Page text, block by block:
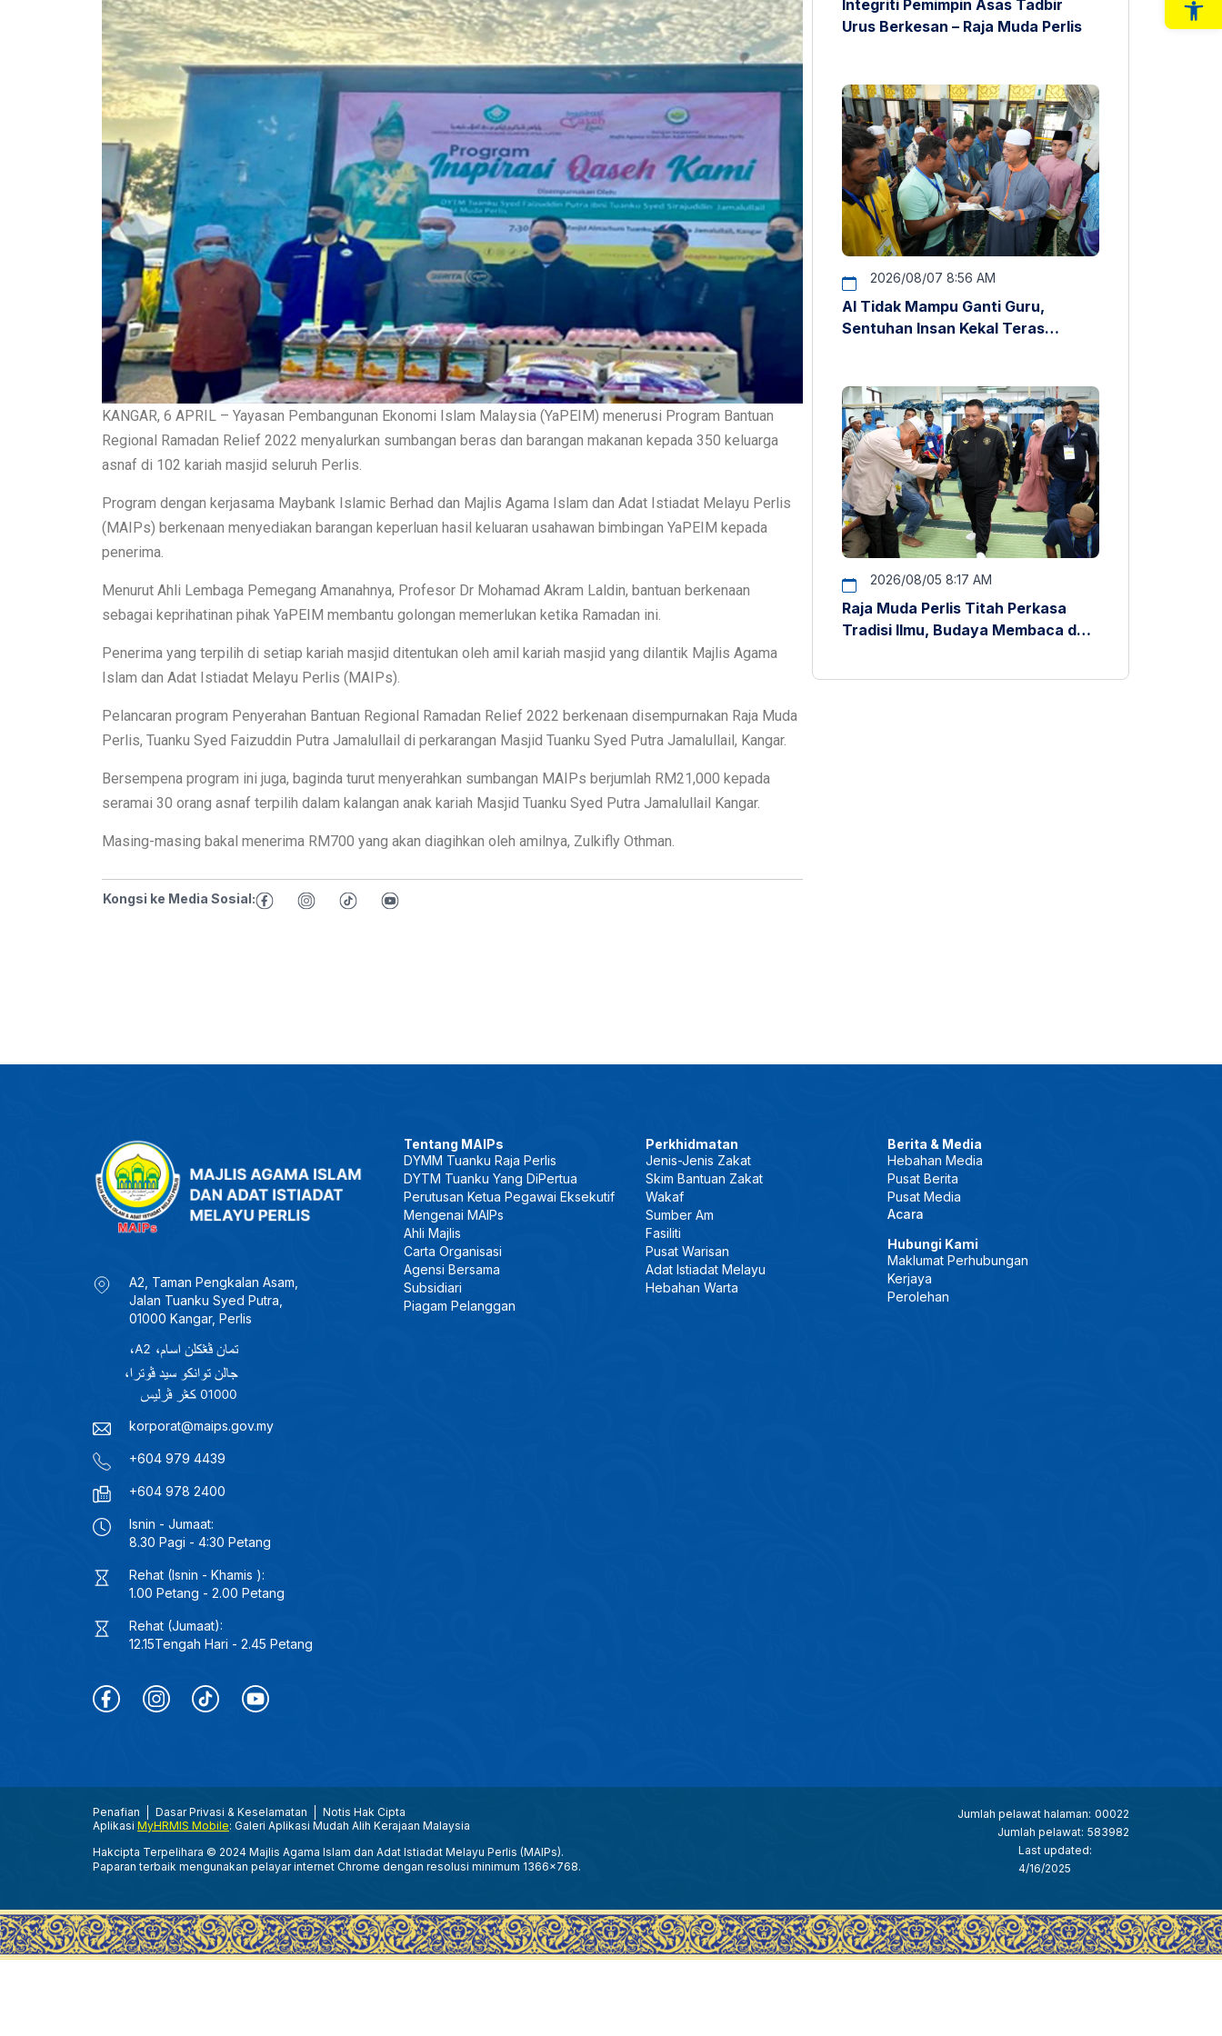
KANGAR, 6 APRIL – Yayasan Pembangunan Ekonomi Islam Malaysia (YaPEIM) menerusi Program Bantuan
Regional Ramadan Relief 2022 menyalurkan sumbangan beras dan barangan makanan kepada 350 keluarga
asnaf di 102 kariah masjid seluruh Perlis.
Program dengan kerjasama Maybank Islamic Berhad dan Majlis Agama Islam dan Adat Istiadat Melayu Perlis
(MAIPs) berkenaan menyediakan barangan keperluan hasil keluaran usahawan bimbingan YaPEIM kepada
penerima.
Menurut Ahli Lembaga Pemegang Amanahnya, Profesor Dr Mohamad Akram Laldin, bantuan berkenaan
sebagai keprihatinan pihak YaPEIM membantu golongan memerlukan ketika Ramadan ini.
Penerima yang terpilih di setiap kariah masjid ditentukan oleh amil kariah masjid yang dilantik Majlis Agama
Islam dan Adat Istiadat Melayu Perlis (MAIPs).
Pelancaran program Penyerahan Bantuan Regional Ramadan Relief 2022 berkenaan disempurnakan Raja Muda
Perlis, Tuanku Syed Faizuddin Putra Jamalullail di perkarangan Masjid Tuanku Syed Putra Jamalullail, Kangar.
Bersempena program ini juga, baginda turut menyerahkan sumbangan MAIPs berjumlah RM21,000 kepada
seramai 30 orang asnaf terpilih dalam kalangan anak kariah Masjid Tuanku Syed Putra Jamalullail Kangar.
Masing-masing bakal menerima RM700 yang akan diagihkan oleh amilnya, Zulkifly Othman.
Kongsi ke Media Sosial:
Integriti Pemimpin Asas Tadbir
Urus Berkesan – Raja Muda Perlis
2026/08/07 8:56 AM
AI Tidak Mampu Ganti Guru,
Sentuhan Insan Kekal Teras
2026/08/05 8:17 AM
Raja Muda Perlis Titah Perkasa
Tradisi Ilmu, Budaya Membaca dan
A2, Taman Pengkalan Asam,
Jalan Tuanku Syed Putra,
01000 Kangar, Perlis
korporat@maips.gov.my
+604 979 4439
+604 978 2400
Isnin - Jumaat:
8.30 Pagi - 4:30 Petang
Rehat (Isnin - Khamis ):
1.00 Petang - 2.00 Petang
Rehat (Jumaat):
12.15Tengah Hari - 2.45 Petang
Tentang MAIPs
DYMM Tuanku Raja Perlis
DYTM Tuanku Yang DiPertua
Perutusan Ketua Pegawai Eksekutif
Mengenai MAIPs
Ahli Majlis
Carta Organisasi
Agensi Bersama
Subsidiari
Piagam Pelanggan
Perkhidmatan
Jenis-Jenis Zakat
Skim Bantuan Zakat
Wakaf
Sumber Am
Fasiliti
Pusat Warisan
Adat Istiadat Melayu
Hebahan Warta
Berita & Media
Hebahan Media
Pusat Berita
Pusat Media
Acara
Hubungi Kami
Maklumat Perhubungan
Kerjaya
Perolehan
Penafian Dasar Privasi & Keselamatan
Notis Hak Cipta
Aplikasi MyHRMIS Mobile: Galeri Aplikasi Mudah Alih Kerajaan Malaysia
Hakcipta Terpelihara © 2024 Majlis Agama Islam dan Adat Istiadat Melayu Perlis (MAIPs).
Paparan terbaik mengunakan pelayar internet Chrome dengan resolusi minimum 1366x768.
Jumlah pelawat halaman: 00022
Jumlah pelawat: 583982
Last updated:
4/16/2025